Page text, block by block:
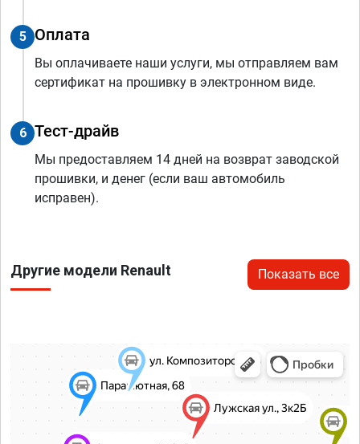
5 Оплата
Вы оплачиваете наши услуги, мы отправляем вам
сертификат на прошивку в электронном виде.
6 Тест-драйв
Мы предоставляем 14 дней на возврат заводской
прошивки, и денег (если ваш автомобиль
исправен).
Другие модели Renault Показать все